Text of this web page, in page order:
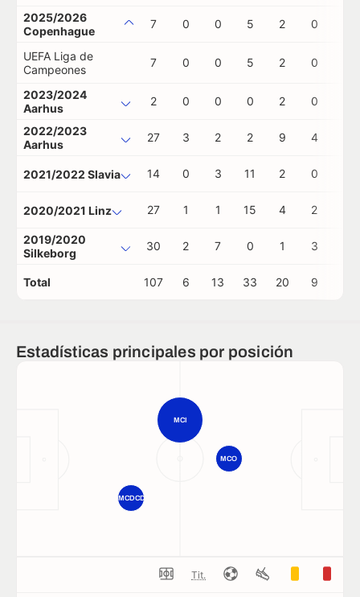
2025/2026
Copenhague
7 0 0 5 2 0
UEFA Liga de
Campeones
7 0 0 5 2 0
2023/2024
Aarhus
2 0 0 0 2 0
2022/2023
Aarhus
27 3 2 2 9 4
2021/2022 Slavia 14 0 3 11 2 0
2020/2021 Linz 27 1 1 15 4 2
2019/2020
Silkeborg
30 2 7 0 1 3
Total 107 6 13 33 20 9
Estadísticas principales por posición
MCI
MCO
MCDCD
Tit.